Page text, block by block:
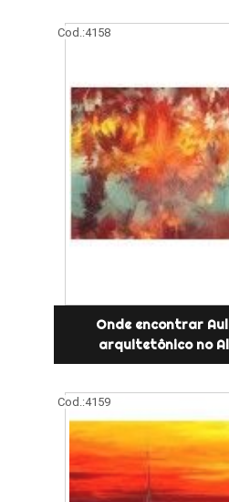
Cod.:4158
Onde encontrar
arquitetônico no
Cod.:4159